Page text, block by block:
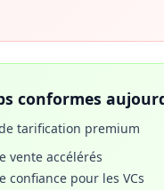
conformes
tarification premium
vente accélérés
confiance pour les VCs